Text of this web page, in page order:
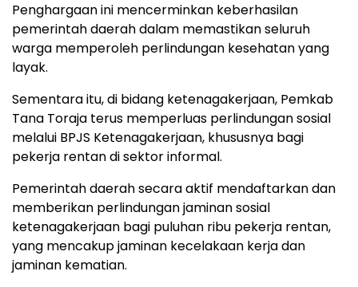
Penghargaan ini mencerminkan keberhasilan
pemerintah daerah dalam memastikan seluruh
warga memperoleh perlindungan kesehatan yang
layak.
Sementara itu, di bidang ketenagakerjaan, Pemkab
Tana Toraja terus memperluas perlindungan sosial
melalui BPJS Ketenagakerjaan, khususnya bagi
pekerja rentan di sektor informal.
Pemerintah daerah secara aktif mendaftarkan dan
memberikan perlindungan jaminan sosial
ketenagakerjaan bagi puluhan ribu pekerja rentan,
yang mencakup jaminan kecelakaan kerja dan
jaminan kematian.